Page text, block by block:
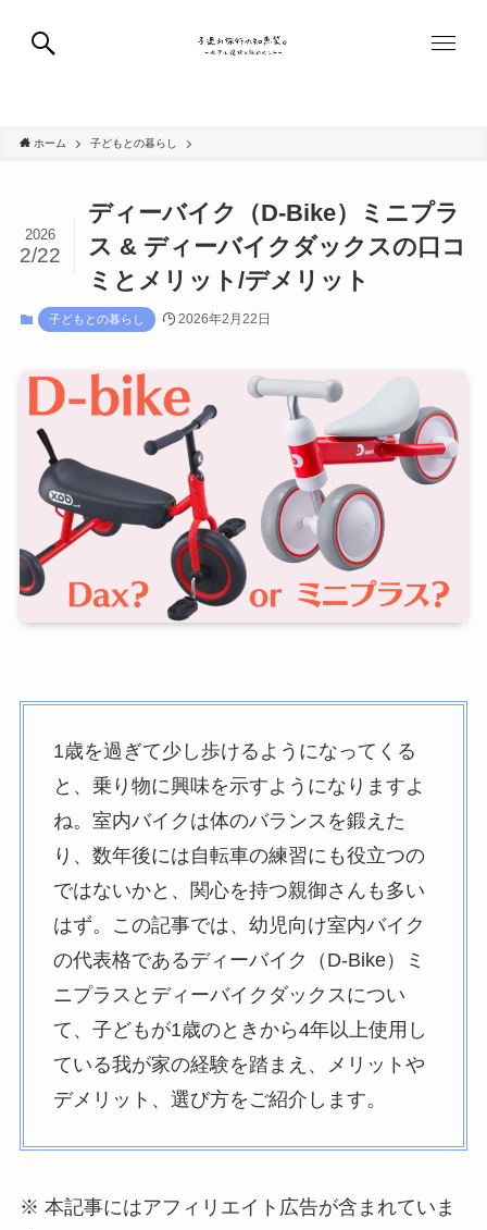
ホーム 子どもとの暮らし
ディーバイク（D-Bike）ミニプラ
ス & ディーバイクダックスの口コ
ミとメリット/デメリット
2026
2/22
子どもとの暮らし 2026年2月22日
1歳を過ぎて少し歩けるようになってくる
と、乗り物に興味を示すようになりますよ
ね。室内バイクは体のバランスを鍛えた
り、数年後には自転車の練習にも役立つの
ではないかと、関心を持つ親御さんも多い
はず。この記事では、幼児向け室内バイク
の代表格であるディーバイク（D-Bike）ミ
ニプラスとディーバイクダックスについ
て、子どもが1歳のときから4年以上使用し
ている我が家の経験を踏まえ、メリットや
デメリット、選び方をご紹介します。
※ 本記事にはアフィリエイト広告が含まれていま